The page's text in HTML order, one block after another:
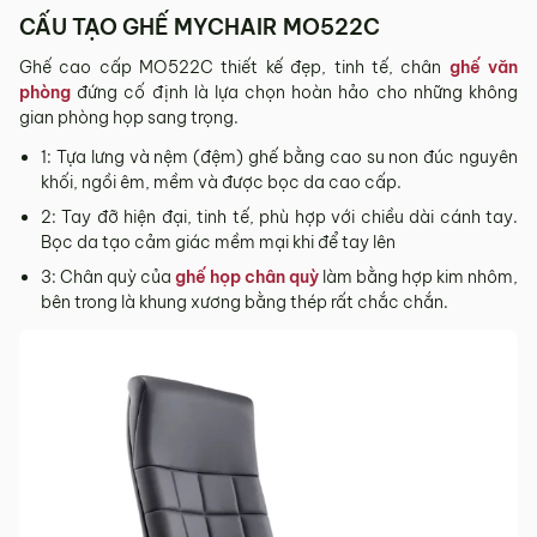
CẤU TẠO GHẾ MYCHAIR MO522C
Ghế cao cấp MO522C thiết kế đẹp, tinh tế, chân ghế văn
phòng đứng cố định là lựa chọn hoàn hảo cho những không
gian phòng họp sang trọng.
1: Tựa lưng và nệm (đệm) ghế bằng cao su non đúc nguyên
khối, ngồi êm, mềm và được bọc da cao cấp.
2: Tay đỡ hiện đại, tinh tế, phù hợp với chiều dài cánh tay.
Bọc da tạo cảm giác mềm mại khi để tay lên
3: Chân quỳ của ghế họp chân quỳ làm bằng hợp kim nhôm,
bên trong là khung xương bằng thép rất chắc chắn.
tỉnh/thành phố khác
Các Tỉnh/ Thành khác ngoài khu vực Hà Nội, Đà Nẵng và
TP. Hồ Chí Minh phí vận chuyển sẽ được tính trên từng đơn
hàng theo từng khu vực.
Phí giao hàng sẽ được MyChair thông báo và xác nhận với
khách hàng trước khi tiến hành thanh toán đơn hàng và
Trong quá trình vận chuyển quý khách có bất kỳ thắc mắc,
phát sinh hoặc góp ý nào vui lòng liên hệ Hotline
0942 902
468để nhận được sự hỗ trợ nhanh nhất.
Quý khách có thể đổi/trả sản phẩm trong vòng 3
ngày kể từ ngày nhận hàng.
4.1. Các trường hợp được đổi trả sản phẩm
Sản phẩm bị lỗi do nhà sản xuất.
Giao sai sản phẩm, sai mẫu mã so với đơn hàng.